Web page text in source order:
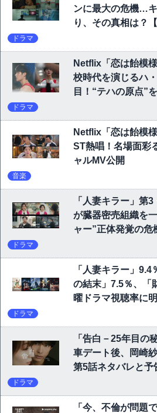
ンに最大の危機…
り、その真相は？
ドラマ
Netflix「恋は飴模
校時代を演じるハ
目！“テハの原点”
ドラマ
Netflix「恋は飴模
ST熱唱！名場面彩
ャルMV公開
音楽
「人妻キラー」第
が臓器密売組織を
ャー”正体発覚の危
ドラマ
「人妻キラー」
の結末」7.5％、「
曜ドラマ視聴率に
ドラマ
「告白－25年目の
車デート後、岡崎
第5話ネタバレと予
ドラマ
「今、不倫が問題